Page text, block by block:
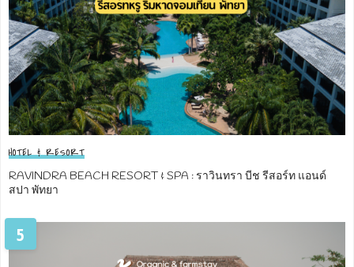
HOTEL & RESORT
RAVINDRA BEACH RESORT & SPA : ราวินทรา บีช รีสอร์ท แอนด์
สปา พัทยา
5